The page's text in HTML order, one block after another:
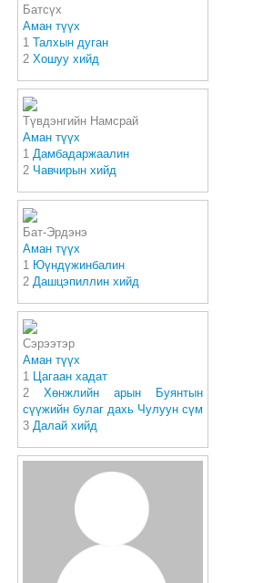
Батсүх
Аман түүх
1 Талхын дуган
2 Хошуу хийд
Түвдэнгийн Намсрай
Аман түүх
1 Дамбадаржаалин
2 Чавчирын хийд
Бат-Эрдэнэ
Аман түүх
1 Юүндүжинбалин
2 Дашцэпиллин хийд
Сэрээтэр
Аман түүх
1 Цагаан хадат
2 Хөнжлийн арын Буянтын
сүүжийн булаг дахь Чулуун сүм
3 Далай хийд